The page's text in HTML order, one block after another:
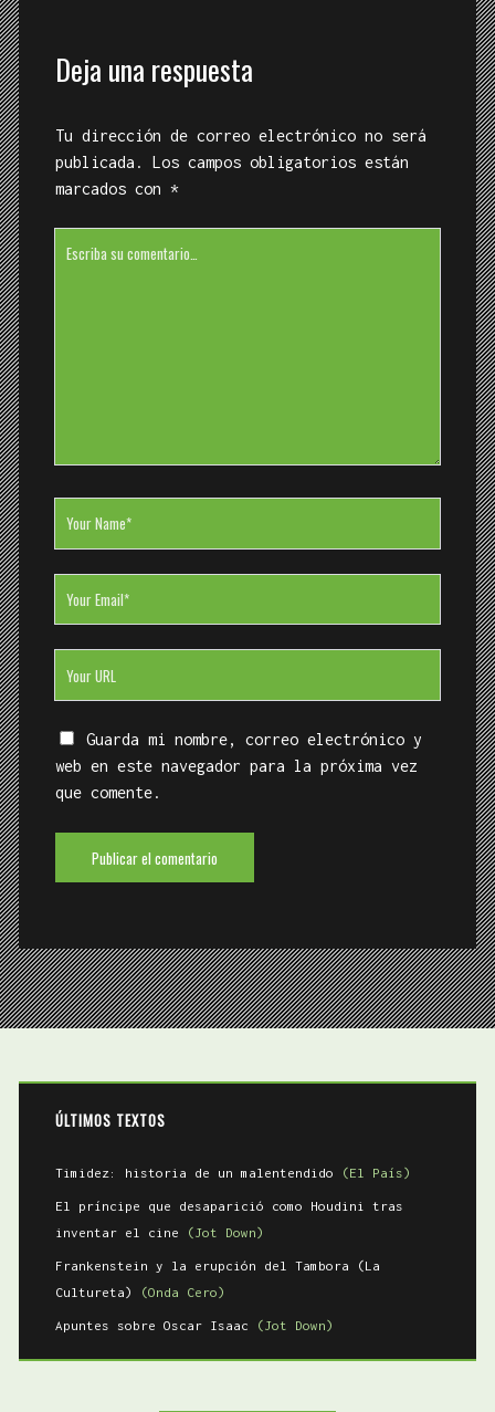
Deja una respuesta
Tu dirección de correo electrónico no será
publicada.
Los campos obligatorios están
marcados con *
Website
Guarda mi nombre, correo electrónico y
web en este navegador para la próxima vez
que comente.
ÚLTIMOS TEXTOS
Timidez: historia de un malentendido (El País)
El príncipe que desaparició como Houdini tras
inventar el cine
(Jot Down)
Frankenstein y la erupción del Tambora (La
Cultureta)
(Onda Cero)
Apuntes sobre Oscar Isaac (Jot Down)